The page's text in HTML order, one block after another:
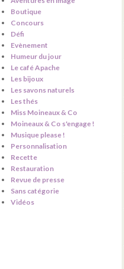
Boutique
Concours
Défi
Evènement
Humeur du jour
Le café Apache
Les bijoux
Les savons naturels
Les thés
Miss Moineaux & Co
Moineaux & Co s'engage !
Musique please !
Personnalisation
Recette
Restauration
Revue de presse
Sans catégorie
Vidéos